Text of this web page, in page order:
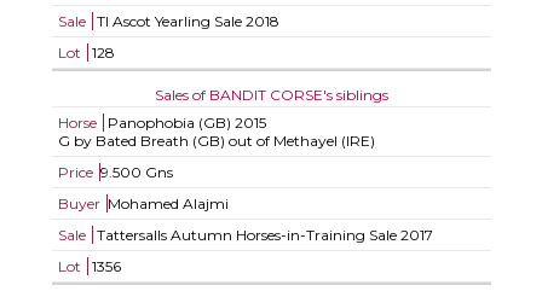
Sale
TI Ascot Yearling Sale 2018
Lot
128
Sales of BANDIT CORSE's siblings
Horse
Panophobia (GB) 2015
G by Bated Breath (GB) out of Methayel (IRE)
Price 9.500 Gns
Buyer Mohamed Alajmi
Sale
Tattersalls Autumn Horses-in-Training Sale 2017
Lot
1356